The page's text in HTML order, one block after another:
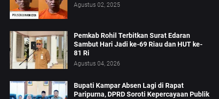
Agustus 02, 2025
Pemkab Rohil Terbitkan Surat Edaran
Sambut Hari Jadi ke-69 Riau dan HUT ke-
81 Ri
Agustus 04, 2026
Bupati Kampar Absen Lagi di Rapat
Paripurna, DPRD Soroti Kepercayaan Publik